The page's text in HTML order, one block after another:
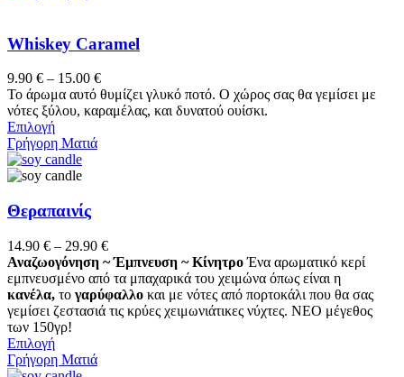
Οι
επιλογές
μπορούν
να
επιλεγούν
σελίδα
του
προϊόντος
Whiskey Caramel
9.90 € – 15.00 €Price
range:
9.90 €
Το άρωμα αυτό θυμίζει γλυκό ποτό. Ο χώρος σας θα γεμίσει με
νότες ξύλου, καραμέλας, και δυνατού ουίσκι.
ΕπιλογήΑυτό
το
προϊόν
έχει
παραλλαγές.
Οι
επιλογές
μπορούν
να
επιλεγούν
στη
σελίδα
του
προϊόντος
Γρήγορη Ματιά
Θεραπαινίς
14.90 € – 29.90 €Price
range:
14.90 €
through
29.90 €
Αναζωογόνηση ~ Έμπνευση ~ ΚίνητροΈνα αρωματικό κερί
εμπνευσμένο από τα μπαχαρικά του χειμώνα όπως είναι η
κανέλα, το γαρύφαλλο και με νότες από πορτοκάλι που θα σας
γεμίσει ζεστασιά τις κρύες χειμωνιάτικες νύχτες. ΝΕΟ μέγεθος
των 150γρ!
ΕπιλογήΑυτό
το
Γρήγορη Ματιά